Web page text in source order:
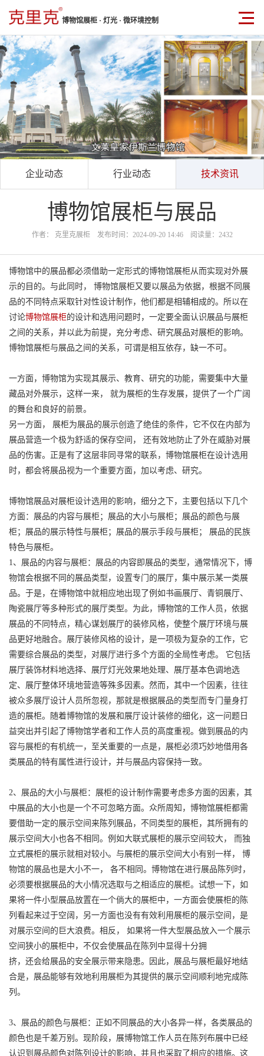
博物馆展柜 · 灯光 · 微环境控制
企业动态 行业动态 技术资讯
博物馆展柜与展品
作者： 克里克展柜 发布时间：2024-09-20 14:46 阅读量：2432
博物馆中的展品都必须借助一定形式的博物馆展柜从而实现对外展
示的目的。与此同时， 博物馆展柜又要以展品为依据，根据不同展
品的不同特点采取针对性设计制作，他们都是相辅相成的。所以在
讨论博物馆展柜的设计和选用问题时，一定要全面认识展品与展柜
之间的关系，并以此为前提，充分考虑、研究展品对展柜的影响。
博物馆展柜与展品之间的关系，可谓是相互依存，缺一不可。
一方面，博物馆为实现其展示、教育、研究的功能，需要集中大量
藏品对外展示，这样一来， 就为展柜的生存发展，提供了一个广阔
的舞台和良好的前景。
另一方面， 展柜为展品的展示创造了绝佳的条件，它不仅在内部为
展品营造一个极为舒适的保存空间， 还有效地防止了外在威胁对展
品的伤害。正是有了这层非同寻常的联系，博物馆展柜在设计选用
时，都会将展品视为一个重要方面，加以考虑、研究。
博物馆展品对展柜设计选用的影响，细分之下，主要包括以下几个
方面：展品的内容与展柜；展品的大小与展柜；展品的颜色与展
柜；展品的展示特性与展柜；展品的展示手段与展柜； 展品的民族
特色与展柜。
1、展品的内容与展柜：展品的内容即展品的类型，通常情况下，博
物馆会根据不同的展品类型，设置专门的展厅，集中展示某一类展
品。于是，在博物馆中就相应地出现了例如书画展厅、青铜展厅、
陶瓷展厅等多种形式的展厅类型。为此，博物馆的工作人员，依据
展品的不同特点，精心谋划展厅的装修风格，使整个展厅环境与展
品更好地融合。展厅装修风格的设计，是一项极为复杂的工作，它
需要综合展品的类型，对展厅进行多个方面的全局性考虑。 它包括
展厅装饰材料地选择、展厅灯光效果地处理、展厅基本色调地选
定、展厅整体环境地营造等殊多因素。然而，其中一个因素，往往
被众多展厅设计人员所忽视，那就是根据展品的类型而专门量身打
造的展柜。随着博物馆的发展和展厅设计装修的细化，这一问题日
益突出并引起了博物馆学者和工作人员的高度重视。做到展品的内
容与展柜的有机统一，至关重要的一点是，展柜必须巧妙地借用各
类展品的特有属性进行设计，并与展品内容保持一致。
2、展品的大小与展柜：展柜的设计制作需要考虑多方面的因素，其
中展品的大小也是一个不可忽略方面。众所周知，博物馆展柜都需
要借助一定的展示空间来陈列展品，不同类型的展柜，其所拥有的
展示空间大小也各不相同。例如大联式展柜的展示空间较大， 而独
立式展柜的展示就相对较小。与展柜的展示空间大小有别一样， 博
物馆的展品也是大小不一， 各不相同。博物馆在进行展品陈列时，
必须要根据展品的大小情况选取与之相适应的展柜。试想一下，如
果将一件小型展品放置在一个倘大的展柜中，一方面会使展柜的陈
列看起来过于空阔，另一方面也没有有效利用展柜的展示空间，是
对展示空间的巨大浪费。相反， 如果将一件大型展品放入一个展示
空间狭小的展柜中，不仅会使展品在陈列中显得十分拥
挤，还会给展品的安全展示带来隐患。因此，展品与展柜最好地结
合是，展品能够有效地利用展柜为其提供的展示空间顺利地完成陈
列。
3、展品的颜色与展柜：正如不同展品的大小各异一样，各类展品的
颜色也是千差万别。现阶段，展博物馆工作人员在陈列布展中已经
认识到展品颜色对陈列设计的影响，并且也采取了相应的措施。这